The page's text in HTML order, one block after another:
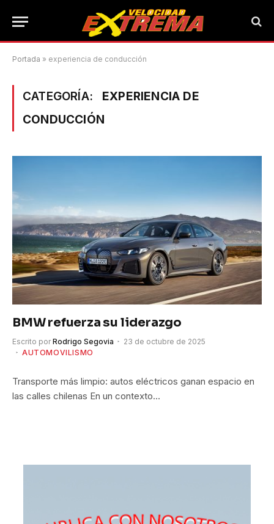
Portada » experiencia de conducción
CATEGORÍA:
EXPERIENCIA DE
CONDUCCIÓN
BMW refuerza su liderazgo
Escrito por Rodrigo Segovia
23 de octubre de 2025
AUTOMOVILISMO
Transporte más limpio: autos eléctricos ganan espacio en
las calles chilenas En un contexto…